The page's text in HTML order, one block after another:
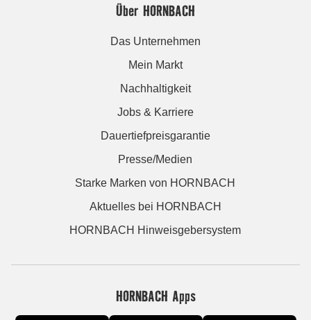
Über HORNBACH
Das Unternehmen
Mein Markt
Nachhaltigkeit
Jobs & Karriere
Dauertiefpreisgarantie
Presse/Medien
Starke Marken von HORNBACH
Aktuelles bei HORNBACH
HORNBACH Hinweisgebersystem
HORNBACH Apps